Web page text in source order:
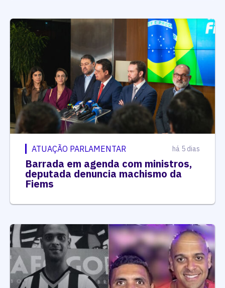
ATUAÇÃO PARLAMENTAR há 5 dias
Barrada em agenda com ministros,
deputada denuncia machismo da
Fiems